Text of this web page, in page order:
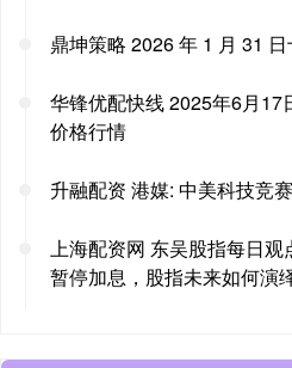
鼎坤策略 2026 年 1 月 31
华锋优配快线 2025年6月17
价格行情
升融配资 港媒: 中美科技竞
上海配资网 东吴股指每日
暂停加息，股指未来如何演